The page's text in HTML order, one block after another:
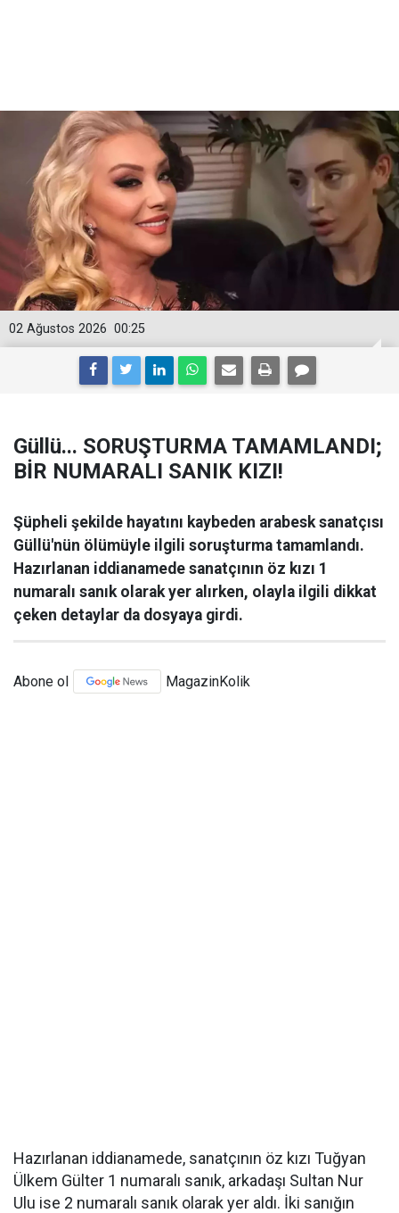
00:25
02 Ağustos 2026
Güllü... SORUŞTURMA TAMAMLANDI;
BİR NUMARALI SANIK KIZI!
Şüpheli şekilde hayatını kaybeden arabesk sanatçısı
Güllü'nün ölümüyle ilgili soruşturma tamamlandı.
Hazırlanan iddianamede sanatçının öz kızı 1
numaralı sanık olarak yer alırken, olayla ilgili dikkat
çeken detaylar da dosyaya girdi.
Abone ol MagazinKolik
Hazırlanan iddianamede, sanatçının öz kızı Tuğyan
Ülkem Gülter 1 numaralı sanık, arkadaşı Sultan Nur
Ulu ise 2 numaralı sanık olarak yer aldı. İki sanığın